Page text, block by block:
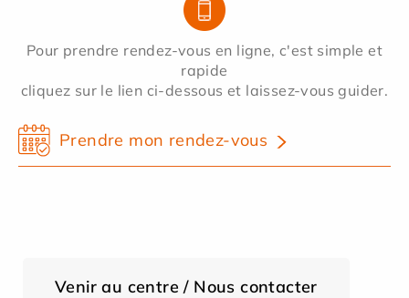
Pour prendre rendez-vous en ligne, c'est simple et
rapide
cliquez sur le lien ci-dessous et laissez-vous guider.
Prendre mon rendez-vous
Venir au centre / Nous contacter